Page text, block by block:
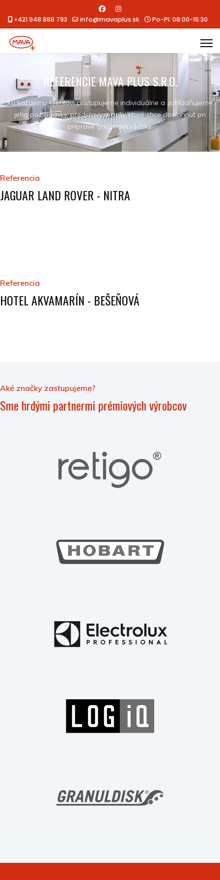
+421 948 888 793 info@mavaplus.sk Po-Pi: 08:00-15:30
REFERENCIE MAVA PLUS S.R.O.
Ku každému klientovi pristupujeme individuálne a zohľadňujeme
jeho požiadavky, predstavy a ciele, ktoré chce dosiahnuť pri
príprave gastroprevádzky.
Referencia
JAGUAR LAND ROVER - NITRA
Referencia
HOTEL AKVAMARÍN - BEŠEŇOVÁ
Aké značky zastupujeme?
Sme hrdými partnermi prémiových výrobcov